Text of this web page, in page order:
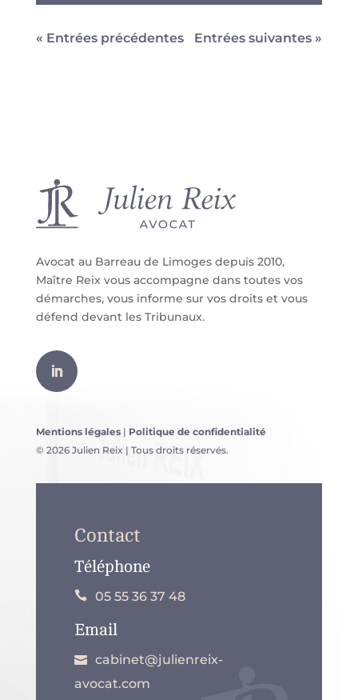
« Entrées précédentes Entrées suivantes »
Avocat au Barreau de Limoges depuis 2010,
Maître Reix vous accompagne dans toutes vos
démarches, vous informe sur vos droits et vous
défend devant les Tribunaux.
Mentions légales| Politique de confidentialité
© 2026 Julien Reix | Tous droits réservés.
Contact
Téléphone
05 55 36 37 48
Email
cabinet@julienreix-
avocat.com